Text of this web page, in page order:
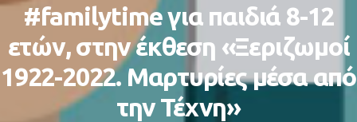
#familytime για παιδιά 8-12
ετών, στην έκθεση «Ξεριζωμοί
1922-2022. Μαρτυρίες μέσα από
την Τέχνη»